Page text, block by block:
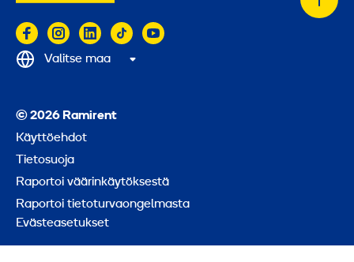
© 2026 Ramirent
Käyttöehdot
Tietosuoja
Raportoi väärinkäytöksestä
Raportoi tietoturvaongelmasta
Evästeasetukset
Valitse maa